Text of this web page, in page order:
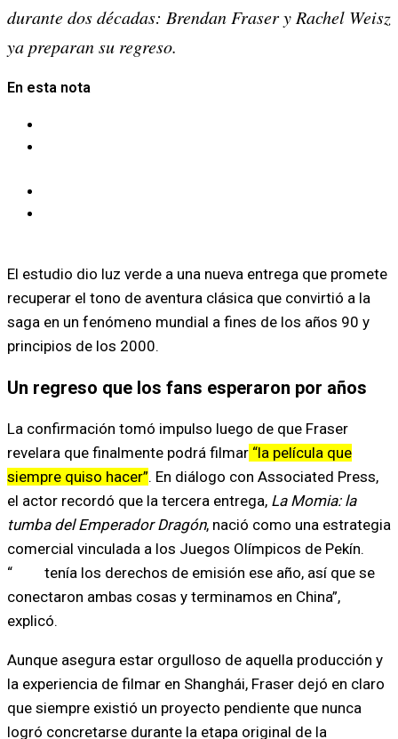
durante dos décadas: Brendan Fraser y Rachel Weisz
ya preparan su regreso.
En esta nota
El estudio dio luz verde a una nueva entrega que promete
recuperar el tono de aventura clásica que convirtió a la
saga en un fenómeno mundial a fines de los años 90 y
principios de los 2000.
Un regreso que los fans esperaron por años
La confirmación tomó impulso luego de que Fraser
revelara que finalmente podrá filmar “la película que
siempre quiso hacer”. En diálogo con Associated Press,
el actor recordó que la tercera entrega, La Momia: la
tumba del Emperador Dragón, nació como una estrategia
comercial vinculada a los Juegos Olímpicos de Pekín.
“
tenía los derechos de emisión ese año, así que se
conectaron ambas cosas y terminamos en China”,
explicó.
Aunque asegura estar orgulloso de aquella producción y
la experiencia de filmar en Shanghái, Fraser dejó en claro
que siempre existió un proyecto pendiente que nunca
logró concretarse durante la etapa original de la